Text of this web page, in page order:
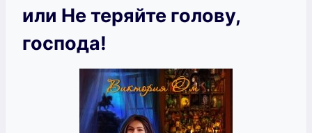
или Не теряйте голову,
господа!